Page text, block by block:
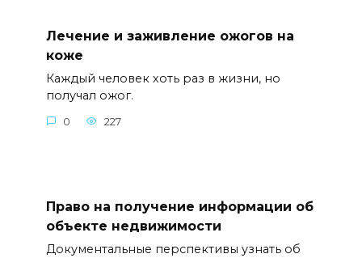
Лечение и заживление ожогов на
коже
Каждый человек хоть раз в жизни, но
получал ожог.
0 227
Право на получение информации об
объекте недвижимости
Документальные перспективы узнать об